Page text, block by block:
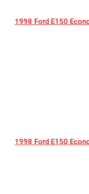
1998 Ford E150
1998 Ford E150